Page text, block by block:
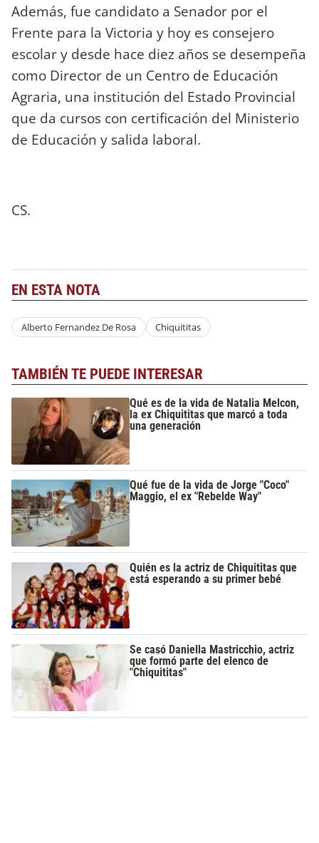
Además, fue candidato a Senador por el
Frente para la Victoria y hoy es consejero
escolar y desde hace diez años se desempeña
como Director de un Centro de Educación
Agraria, una institución del Estado Provincial
que da cursos con certificación del Ministerio
de Educación y salida laboral.
CS.
EN ESTA NOTA
Alberto Fernandez De Rosa Chiquititas
TAMBIÉN TE PUEDE INTERESAR
Qué es de la vida de Natalia Melcon,
la ex Chiquititas que marcó a toda
una generación
Qué fue de la vida de Jorge "Coco"
Maggio, el ex "Rebelde Way"
Quién es la actriz de Chiquititas que
está esperando a su primer bebé
Se casó Daniella Mastricchio, actriz
que formó parte del elenco de
"Chiquititas"